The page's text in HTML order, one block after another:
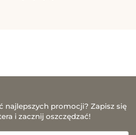
najlepszych promocji? Zapisz się
i zacznij oszczędzać!